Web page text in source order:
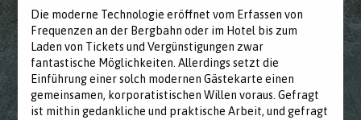
Die moderne Technologie eröffnet vom Erfassen von
Frequenzen an der Bergbahn oder im Hotel bis zum
Laden von Tickets und Vergünstigungen zwar
fantastische Möglichkeiten. Allerdings setzt die
Einführung einer solch modernen Gästekarte einen
gemeinsamen, korporatistischen Willen voraus. Gefragt
ist mithin gedankliche und praktische Arbeit, und gefragt